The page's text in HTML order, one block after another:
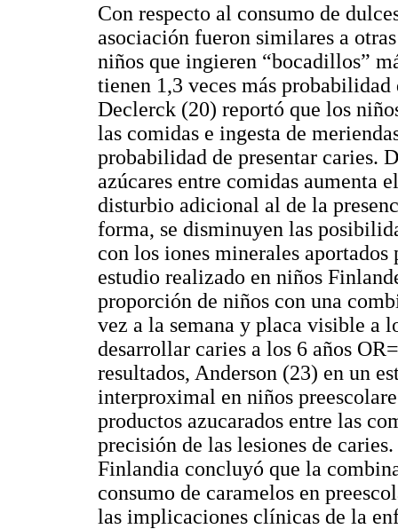
Con respecto al consumo de
asociación fueron similares a
niños que ingieren “bocadillos”
tienen 1,3 veces más
Declerck (20) reportó que los
las comidas e ingesta de
probabilidad de presentar caries.
azúcares entre comidas aumenta
disturbio adicional al de la
forma, se disminuyen las
con los iones minerales
estudio realizado en niños
proporción de niños con una
vez a la semana y placa visible a
desarrollar caries a los 6 años
resultados, Anderson (23) en un
interproximal en niños
productos azucarados entre las
precisión de las lesiones de
Finlandia concluyó que la
consumo de caramelos en
las implicaciones clínicas de la